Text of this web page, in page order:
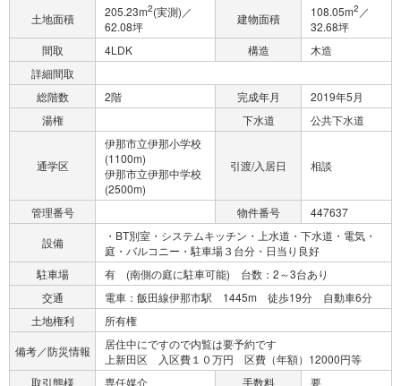
土地面積
205.23m2(実測)／
62.08坪
建物面積 108.05m2 ／
32.68坪
間取
4LDK 構造
木造
詳細間取
総階数
2階 完成年月
2019年5月
湯権
下水道 公共下水道
通学区
伊那市立伊那小学校
(1100m)
伊那市立伊那中学校
(2500m)
引渡/入居日 相談
管理番号 物件番号
447637
設備
・BT別室・システムキッチン・上水道・下水道・電気・
庭・バルコニー・駐車場３台分・日当り良好
駐車場
有 (南側の庭に駐車可能) 台数：2～3台あり
交通
電車：飯田線伊那市駅 1445m 徒歩19分 自動車6分
土地権利
所有権
備考／防災情報
居住中にですので内覧は要予約です
上新田区 入区費１０万円 区費（年額）12000円等
取引態様
専任媒介 手数料 要